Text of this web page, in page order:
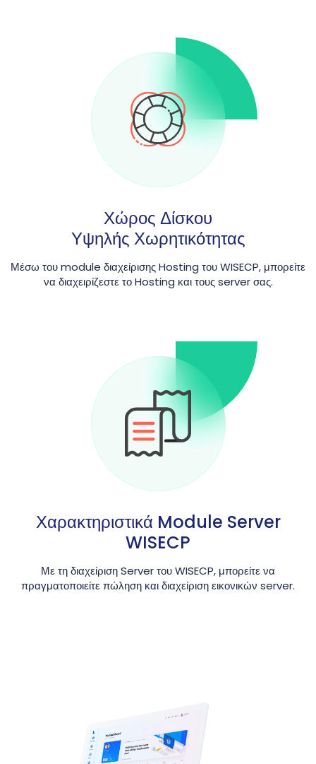
Χώρος Δίσκου
Υψηλής Χωρητικότητας
Μέσω του module διαχείρισης Hosting του WISECP, μπορείτε
να διαχειρίζεστε το Hosting και τους server σας.
Χαρακτηριστικά Module Server
WISECP
Με τη διαχείριση Server του WISECP, μπορείτε να
πραγματοποιείτε πώληση και διαχείριση εικονικών server.